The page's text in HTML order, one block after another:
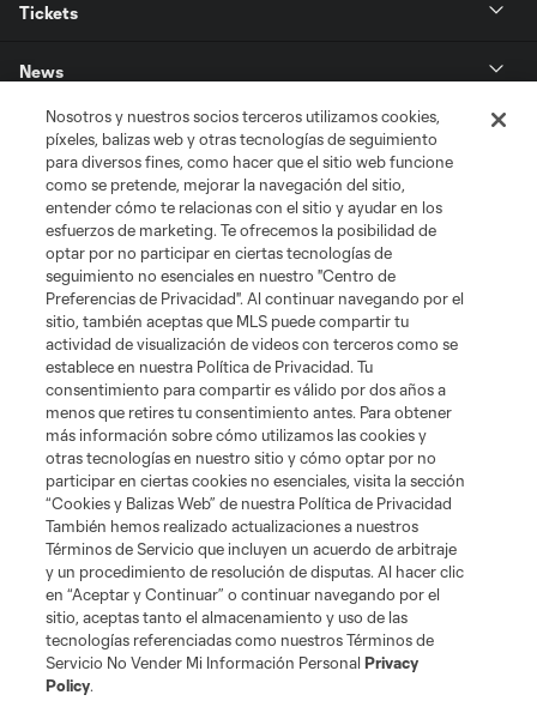
Tickets
News
MLSSOCCER.COM
Terminos de servicio
Politica de privacidad
Do Not Sell or Share My Personal Information
Cookies Settings
©2026 MLS. The Major League Soccer and MLS name and shield are
registered trademarks of Major League Soccer, L.L.C. (“MLS”). The names
and logos of MLS teams are registered and/or common law trademarks of
MLS or are used with the permission of their owners. Any unauthorized use
is forbidden.
Nosotros y nuestros socios terceros utilizamos cookies,
píxeles, balizas web y otras tecnologías de seguimiento
para diversos fines, como hacer que el sitio web funcione
como se pretende, mejorar la navegación del sitio,
entender cómo te relacionas con el sitio y ayudar en los
esfuerzos de marketing. Te ofrecemos la posibilidad de
optar por no participar en ciertas tecnologías de
seguimiento no esenciales en nuestro "Centro de
Preferencias de Privacidad". Al continuar navegando por el
sitio, también aceptas que MLS puede compartir tu
actividad de visualización de videos con terceros como se
establece en nuestra Política de Privacidad. Tu
consentimiento para compartir es válido por dos años a
menos que retires tu consentimiento antes. Para obtener
más información sobre cómo utilizamos las cookies y
otras tecnologías en nuestro sitio y cómo optar por no
participar en ciertas cookies no esenciales, visita la sección
“Cookies y Balizas Web” de nuestra Política de Privacidad
También hemos realizado actualizaciones a nuestros
Términos de Servicio que incluyen un acuerdo de arbitraje
y un procedimiento de resolución de disputas. Al hacer clic
en “Aceptar y Continuar” o continuar navegando por el
sitio, aceptas tanto el almacenamiento y uso de las
tecnologías referenciadas como nuestros Términos de
Servicio No Vender Mi Información PersonalPrivacy
Policy.